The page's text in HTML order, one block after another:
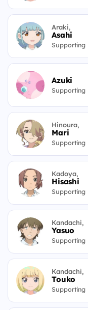
Araki,
Asahi
Supporting
Azuki
Supporting
Hinoura,
Mari
Supporting
Kadoya,
Hisashi
Supporting
Kandachi,
Yasuo
Supporting
Kandachi,
Touko
Supporting